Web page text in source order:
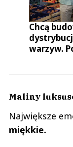
Chcą
warzyw.
Maliny
Największe
miękkie.